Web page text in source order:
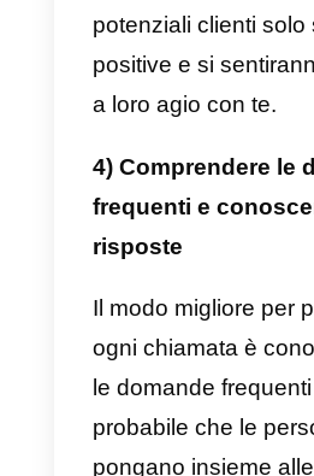
in un unico
strumenti ti
cliente scrive,
reindirizzano a
motivo per cui
disporre di
servizio clientie
tuoi contatti in